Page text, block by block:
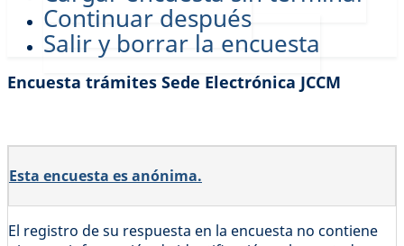
Continuar después
Salir y borrar la encuesta
Encuesta trámites Sede Electrónica JCCM
Esta encuesta es anónima.
El registro de su respuesta en la encuesta no contiene